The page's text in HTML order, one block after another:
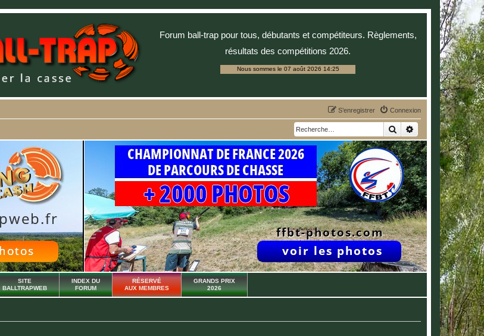
Forum ball-trap pour tous, débutants et compétiteurs. Règlements,
résultats des compétitions 2026.
Nous sommes le 07 août 2026 14:25
Connexion
S’enregistrer
RechercherRecherche avancée
SITE
BALLTRAPWEB
INDEX DU
FORUM
RÉSERVÉ
AUX MEMBRES
GRANDS PRIX
2026